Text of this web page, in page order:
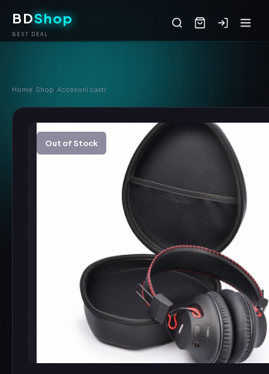
BDShop
BEST DEAL
Home/Shop/Accesorii casti
Out of Stock